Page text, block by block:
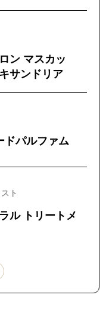
ン マスカッ
サンドリア
ドパルファム
ト
ル トリートメ